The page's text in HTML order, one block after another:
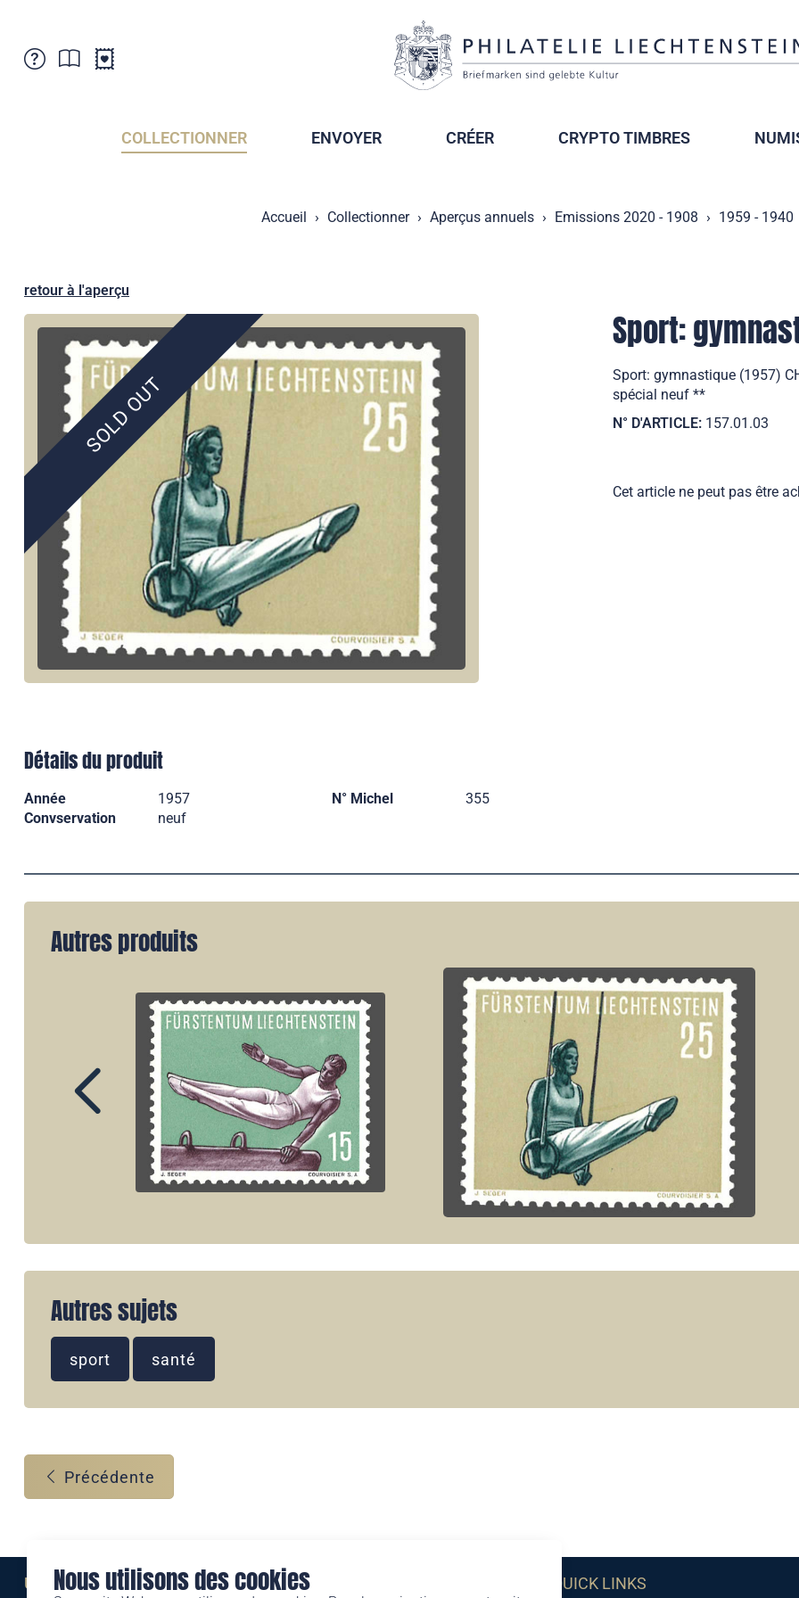
Nous utilisons des cookies
Points de vente
AbonnementCOLLECTIONNER ENVOYER CRÉER CRYPTO TIMBRES
Accueil Collectionner Aperçus annuels Emissions 2020 - 1908 1959 - 1940
retour à l'aperçu
SOLD OUT
Sport:
Sport: gymnastique (1957)
spécial neuf **
N° D'ARTICLE: 157.01.03
Cet article ne peut pas être
Détails du produit
Année 1957 N° Michel
355
Convservation
neuf
Autres produits
Autres sujets
sport santé
Précédente
Une marque de QUICK LINKS